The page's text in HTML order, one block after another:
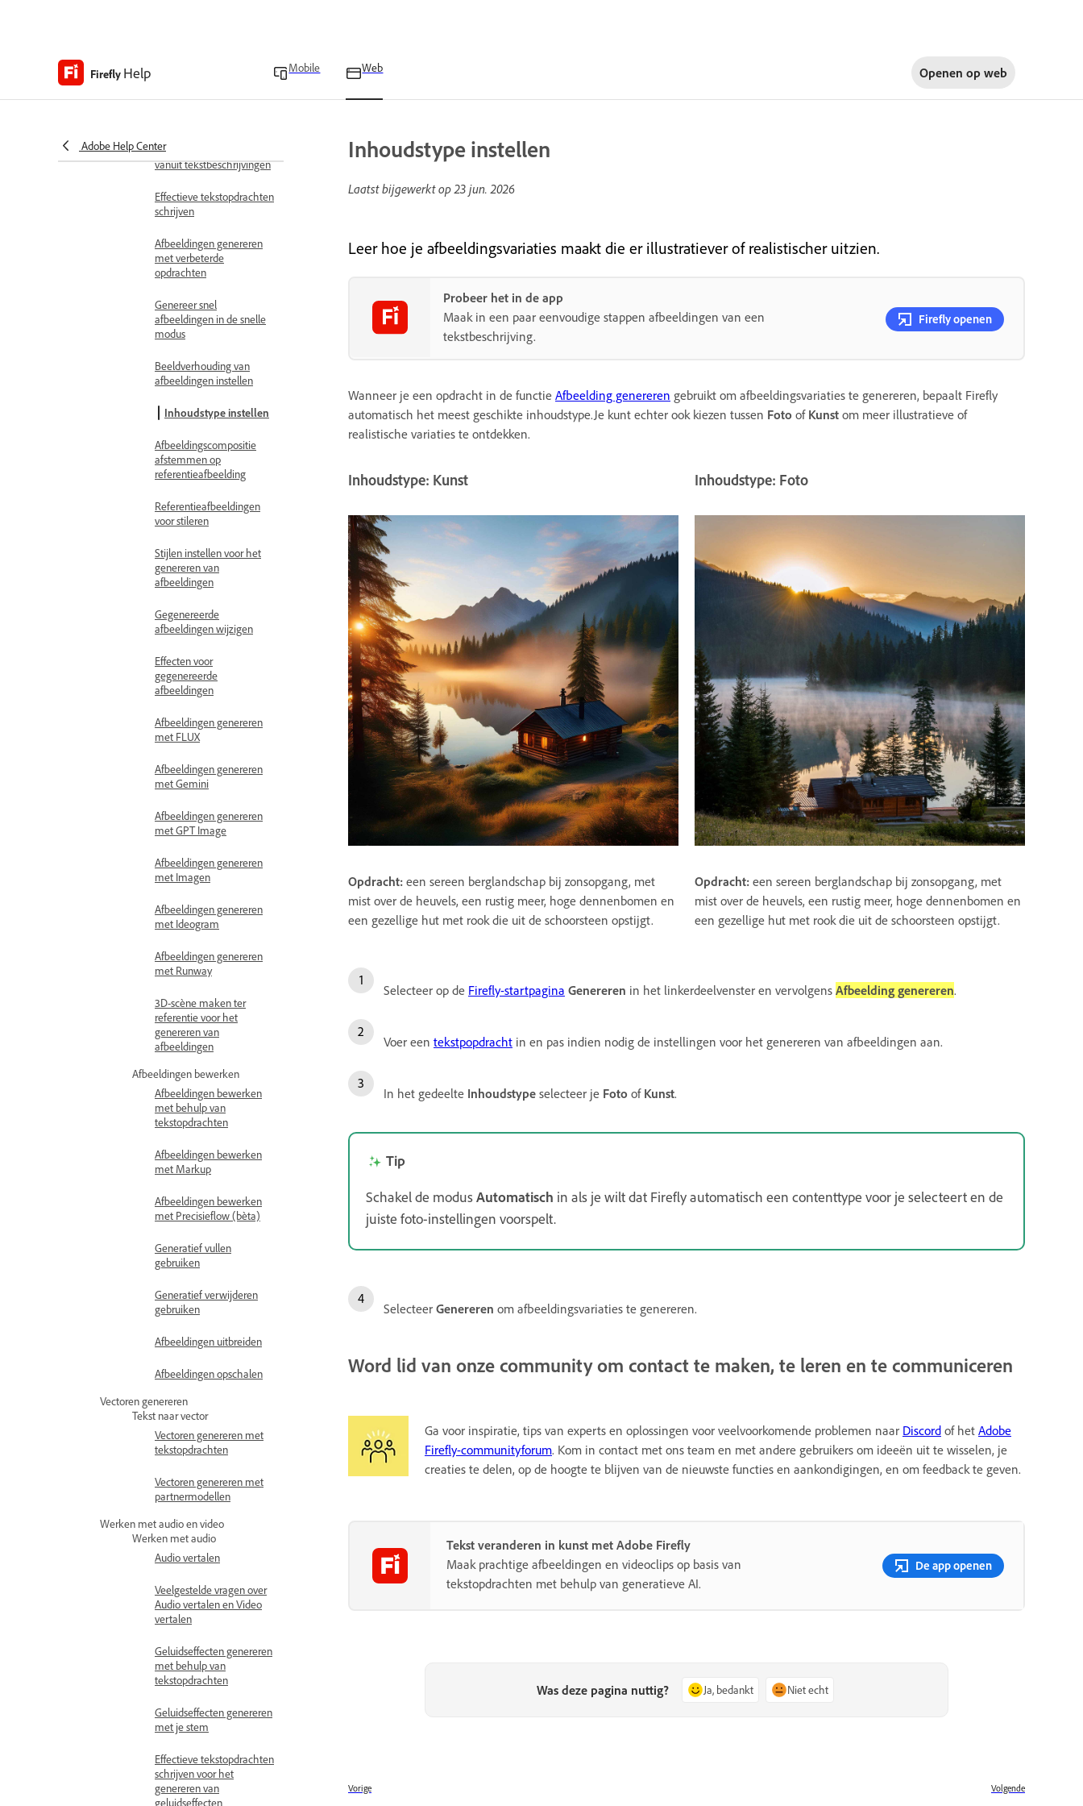
Firefly Help Mobile Web Openen op web
Adobe Help CenterAfbeeldingen genereren
vanuit tekstbeschrijvingen
Effectieve tekstopdrachten
schrijven
Afbeeldingen genereren
met verbeterde
opdrachten
Genereer snel
afbeeldingen in de snelle
modus
Beeldverhouding van
afbeeldingen instellen
Inhoudstype instellen
Afbeeldingscompositie
afstemmen op
referentieafbeelding
Referentieafbeeldingen
voor stileren
Stijlen instellen voor het
genereren van
afbeeldingen
Gegenereerde
afbeeldingen wijzigen
Effecten voor
gegenereerde
afbeeldingen
Afbeeldingen genereren
met FLUX
Afbeeldingen genereren
met Gemini
Afbeeldingen genereren
met GPT Image
Afbeeldingen genereren
met Imagen
Afbeeldingen genereren
met Ideogram
Afbeeldingen genereren
met Runway
3D-scène maken ter
referentie voor het
genereren van
afbeeldingen
Afbeeldingen bewerken
Afbeeldingen bewerken
met behulp van
tekstopdrachten
Afbeeldingen bewerken
met Markup
Afbeeldingen bewerken
met Precisieflow (bèta)
Generatief vullen
gebruiken
Generatief verwijderen
gebruiken
Afbeeldingen uitbreiden
Afbeeldingen opschalen
Vectoren genereren
Tekst naar vector
Vectoren genereren met
tekstopdrachten
Vectoren genereren met
partnermodellen
Werken met audio en video
Werken met audio
Audio vertalen
Veelgestelde vragen over
Audio vertalen en Video
vertalen
Geluidseffecten genereren
met behulp van
tekstopdrachten
Geluidseffecten genereren
met je stem
Effectieve tekstopdrachten
schrijven voor het
genereren van
geluidseffecten
Inhoudstype instellen
Laatst bijgewerkt op23 jun. 2026
Leer hoe je afbeeldingsvariaties maakt die er illustratiever of realistischer uitzien.
Probeer het in de app
Maak in een paar eenvoudige stappen afbeeldingen van een
tekstbeschrijving.
Firefly openen
Wanneer je een opdracht in de functie Afbeelding genereren gebruikt om afbeeldingsvariaties te genereren, bepaalt Firefly
automatisch het meest geschikte inhoudstype.Je kunt echter ook kiezen tussen Foto of Kunst om meer illustratieve of
realistische variaties te ontdekken.
Inhoudstype: Kunst
Opdracht: een sereen berglandschap bij zonsopgang, met
mist over de heuvels, een rustig meer, hoge dennenbomen en
een gezellige hut met rook die uit de schoorsteen opstijgt.
Inhoudstype: Foto
Opdracht: een sereen berglandschap bij zonsopgang, met
mist over de heuvels, een rustig meer, hoge dennenbomen en
een gezellige hut met rook die uit de schoorsteen opstijgt.
Selecteer op de Firefly-startpagina Genereren in het linkerdeelvenster en vervolgens Afbeelding genereren.
Voer een tekstpopdracht in en pas indien nodig de instellingen voor het genereren van afbeeldingen aan.
In het gedeelte Inhoudstype selecteer je Foto of Kunst.
Tip
Schakel de modusAutomatisch in als je wilt dat Firefly automatisch een contenttype voor je selecteert en de
juiste foto-instellingen voorspelt.
Selecteer Genereren om afbeeldingsvariaties te genereren.
Word lid van onze community om contact te maken, te leren en te communiceren
Ga voor inspiratie, tips van experts en oplossingen voor veelvoorkomende problemen naar Discord of het Adobe
Firefly-communityforum. Kom in contact met ons team en met andere gebruikers om ideeën uit te wisselen, je
creaties te delen, op de hoogte te blijven van de nieuwste functies en aankondigingen, en om feedback te geven.
Tekst veranderen in kunst met Adobe Firefly
Maak prachtige afbeeldingen en videoclips op basis van
tekstopdrachten met behulp van generatieve AI.
De app openen
Was deze pagina nuttig? Ja, bedankt Niet echt
Vorige Volgende